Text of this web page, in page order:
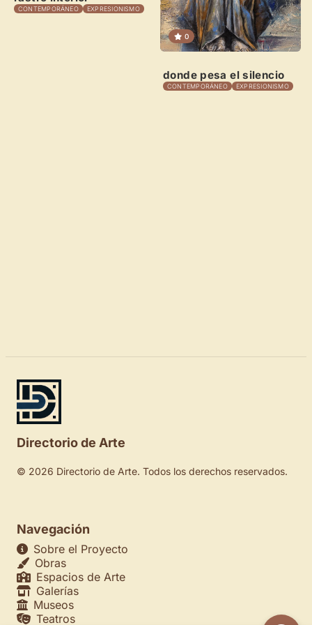
CONTEMPORÁNEO EXPRESIONISMO
0
donde pesa el silencio
CONTEMPORÁNEO EXPRESIONISMO
Directorio de Arte
© 2026 Directorio de Arte. Todos los derechos reservados.
Navegación
Sobre el Proyecto
Obras
Espacios de Arte
Galerías
Museos
Teatros